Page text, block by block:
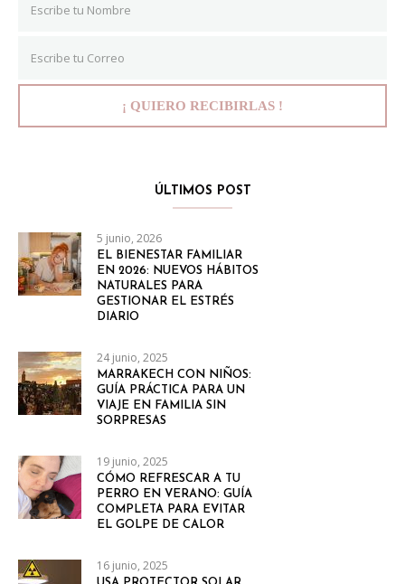
ÚLTIMOS POST
5 junio, 2026
EL BIENESTAR FAMILIAR
EN 2026: NUEVOS HÁBITOS
NATURALES PARA
GESTIONAR EL ESTRÉS
DIARIO
24 junio, 2025
MARRAKECH CON NIÑOS:
GUÍA PRÁCTICA PARA UN
VIAJE EN FAMILIA SIN
SORPRESAS
19 junio, 2025
CÓMO REFRESCAR A TU
PERRO EN VERANO: GUÍA
COMPLETA PARA EVITAR
EL GOLPE DE CALOR
16 junio, 2025